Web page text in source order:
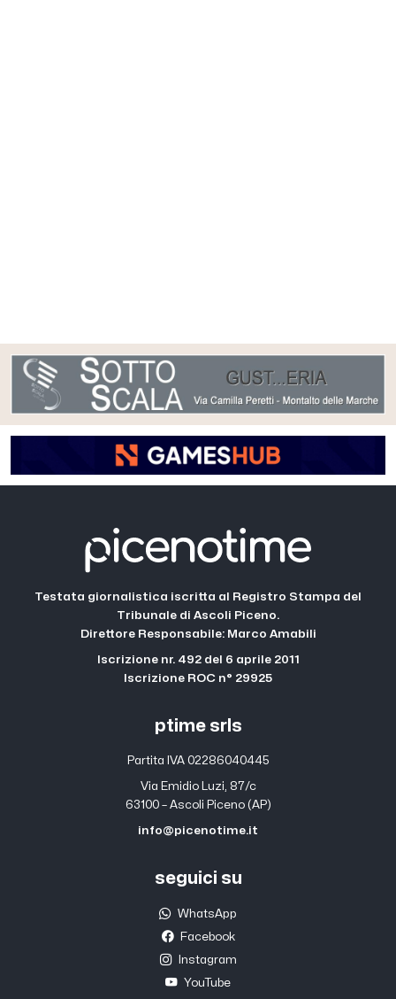
Testata giornalistica iscritta al Registro Stampa del
Tribunale di Ascoli Piceno.
Direttore Responsabile: Marco Amabili
Iscrizione nr. 492 del 6 aprile 2011
Iscrizione ROC n° 29925
ptime srls
Partita IVA 02286040445
Via Emidio Luzi, 87/c
63100 – Ascoli Piceno (AP)
info@picenotime.it
seguici su
WhatsApp
Facebook
Instagram
YouTube